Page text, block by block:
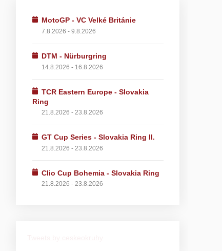
MotoGP - VC Velké Británie
7.8.2026 - 9.8.2026
DTM - Nürburgring
14.8.2026 - 16.8.2026
TCR Eastern Europe - Slovakia
Ring
21.8.2026 - 23.8.2026
GT Cup Series - Slovakia Ring II.
21.8.2026 - 23.8.2026
Clio Cup Bohemia - Slovakia Ring
21.8.2026 - 23.8.2026